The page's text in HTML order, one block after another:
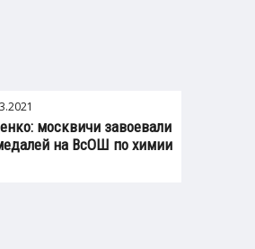
москвичи завоевали
на ВсОШ по химии